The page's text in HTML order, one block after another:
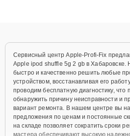
Сервисный центр Apple-Profi-Fix
Apple ipod shuffle 5g 2 gb в Хабаровске.
быстро и качественно решить любые
устройством, восстанавливая его
проводим бесплатную диагностику, что
обнаружить причину неисправности и
вариант ремонта. В нашем центре вы
предложения по ценам и постоянные
на складе позволяет сократить сроки
мастера обеспечивают высокую